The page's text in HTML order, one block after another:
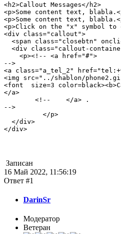
<h2>Callout Messages</h2>
<p>Some content text,
<p>Some content text,
<p>Click on the "x" symbol to
<div class="callout">
<span class="closebtn"
<div class="callout-
<p><!-- <a href="#">
-->
<a class="a_tel_2"
<img src="../shablon/
<font size=3
</a>
<!--
</a> .
-->
</p>
</div>
</div>
Записан
16 Май 2022, 11:56:19
Ответ #1
DarinSr
Модератор
Ветеран